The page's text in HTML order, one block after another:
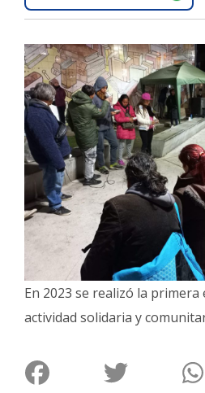
Salud
Interés
General
La
Ciudad
Deportes
Arte
y
Espectáculos
Policiales
Cartelera
Fotos
de
Clasificados
En 2023 se realizó la primera
actividad solidaria y